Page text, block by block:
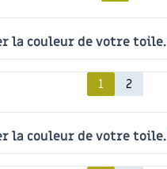
la couleur de votre toile.
1 2
la couleur de votre toile.